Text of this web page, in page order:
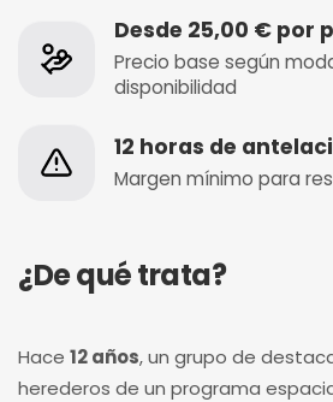
Desde 25,00 € por
Precio base según
disponibilidad
12 horas de
Margen mínimo para
¿De qué trata?
Hace 12 años, un grupo de
herederos de un programa